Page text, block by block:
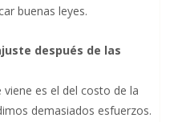
buenas leyes.
después de las
es el del costo de la
demasiados esfuerzos.